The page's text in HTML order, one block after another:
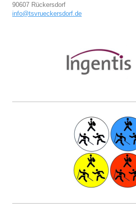
90607 Rückersdorf
info@tsvrueckersdorf.de